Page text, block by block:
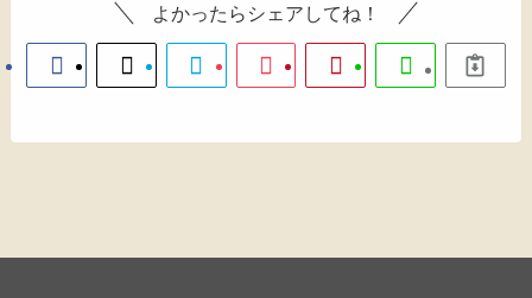
よかったらシェアしてね！